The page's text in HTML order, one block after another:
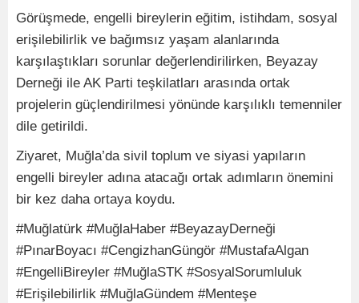
Görüşmede, engelli bireylerin eğitim, istihdam, sosyal
erişilebilirlik ve bağımsız yaşam alanlarında
karşılaştıkları sorunlar değerlendirilirken, Beyazay
Derneği ile AK Parti teşkilatları arasında ortak
projelerin güçlendirilmesi yönünde karşılıklı temenniler
dile getirildi.
Ziyaret, Muğla’da sivil toplum ve siyasi yapıların
engelli bireyler adına atacağı ortak adımların önemini
bir kez daha ortaya koydu.
#Muğlatürk #MuğlaHaber #BeyazayDerneği
#PınarBoyacı #CengizhanGüngör #MustafaAlgan
#EngelliBireyler #MuğlaSTK #SosyalSorumluluk
#Erişilebilirlik #MuğlaGündem #Menteşe